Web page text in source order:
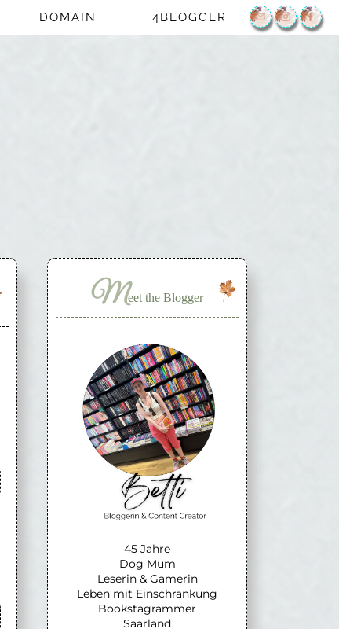
DOMAIN 4BLOGGER
Meet the Blogger
45 Jahre
Dog Mum
Leserin & Gamerin
Leben mit Einschränkung
Bookstagrammer
Saarland